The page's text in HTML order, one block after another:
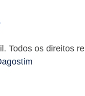
Todos os direitos